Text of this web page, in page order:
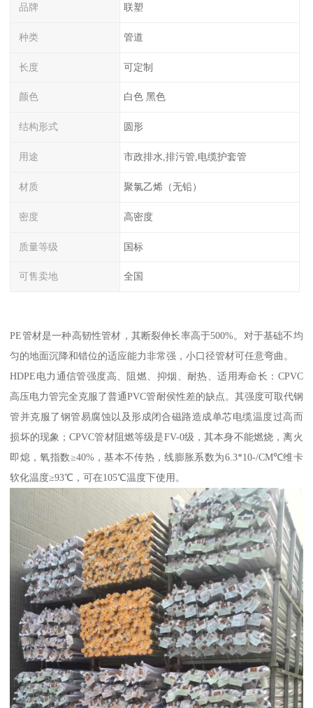
品牌 联塑
种类 管道
长度 可定制
颜色 白色 黑色
结构形式 圆形
用途 市政排水,排污管,电缆护套管
材质 聚氯乙烯（无铅）
密度 高密度
质量等级 国标
可售卖地 全国
PE管材是一种高韧性管材，其断裂伸长率高于500%。对于基础不均
匀的地面沉降和错位的适应能力非常强，小口径管材可任意弯曲。
HDPE电力通信管强度高、阻燃、抑烟、耐热、适用寿命长：CPVC
高压电力管完全克服了普通PVC管耐侯性差的缺点。其强度可取代钢
管并克服了钢管易腐蚀以及形成闭合磁路造成单芯电缆温度过高而
损坏的现象；CPVC管材阻燃等级是FV-0级，其本身不能燃烧，离火
即熄，氧指数≥40%，基本不传热，线膨胀系数为6.3*10-/CM℃维卡
软化温度≥93℃，可在105℃温度下使用。